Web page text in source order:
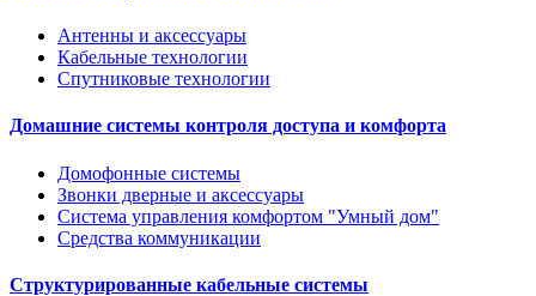
Антенны и аксессуары
Кабельные технологии
Спутниковые технологии
Домашние системы контроля доступа и комфорта
Домофонные системы
Звонки дверные и аксессуары
Система управления комфортом "Умный дом"
Средства коммуникации
Структурированные кабельные системы